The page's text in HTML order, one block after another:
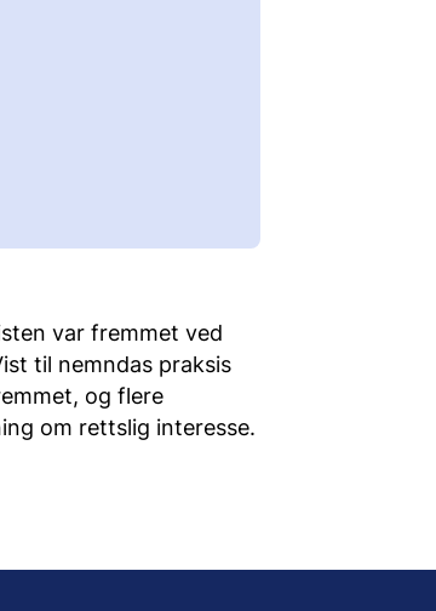
var fremmet ved
til nemndas praksis
og flere
om rettslig interesse.